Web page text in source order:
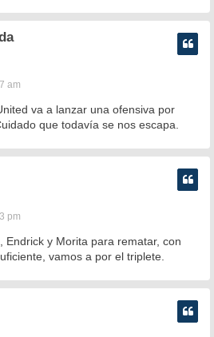
am
va a lanzar una ofensiva por
que todavía se nos escapa.
pm
Endrick y Morita para rematar, con
vamos a por el triplete.